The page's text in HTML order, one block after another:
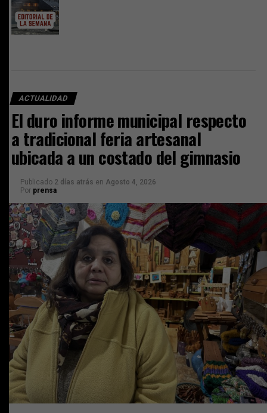
ACTUALIDAD
El duro informe municipal respecto
a tradicional feria artesanal
ubicada a un costado del gimnasio
Publicado 2 días atrás en Agosto 4, 2026
Por prensa